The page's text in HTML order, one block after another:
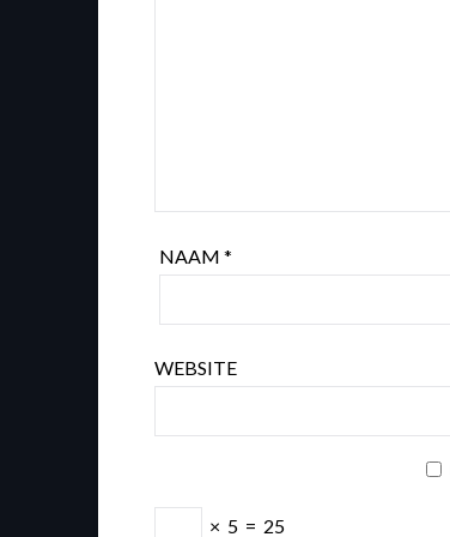
NAAM*
WEBSITE
× 5 = 25